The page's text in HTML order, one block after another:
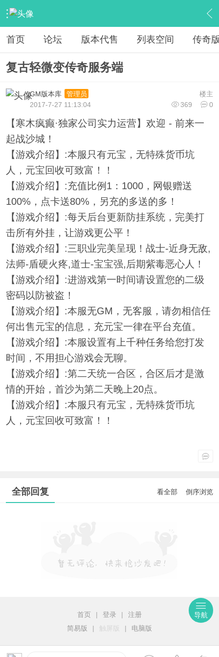
› 教程广告专区 › 广告专区 › 内容
首页 论坛 版本代售 列表空间 传奇
复古轻微变传奇服务端
楼主
GM版本库
管理员
369
0
2017-7-27 11:13:04
【寒木疯癫·独家公司实力运营】欢迎 - 前来一
起战沙城！
【游戏介绍】:本服只有元宝，无特殊货币坑
人，元宝回收可致富！！
【游戏介绍】:充值比例1：1000，网银赠送
100%，点卡送80%，另充的多送的多！
【游戏介绍】:每天后台更新防挂系统，完美打
击所有外挂，让游戏更公平！
【游戏介绍】:三职业完美呈现！战士-近身无敌,
法师-盾硬火疼,道士-宝宝强,后期紫毒恶心人！
【游戏介绍】:进游戏第一时间请设置您的二级
密码以防被盗！
【游戏介绍】:本服无GM，无客服，请勿相信任
何出售元宝的信息，充元宝一律在平台充值。
【游戏介绍】:本服设置有上千种任务给您打发
时间，不用担心游戏会无聊。
【游戏介绍】:第二天统一合区，合区后才是激
情的开始，首沙为第二天晚上20点。
【游戏介绍】:本服只有元宝，无特殊货币坑
人，元宝回收可致富！！
全部回复 看全部 倒序浏览
首页 | 登录 |
注册
简易版
| 触屏版 | 电脑版
导航